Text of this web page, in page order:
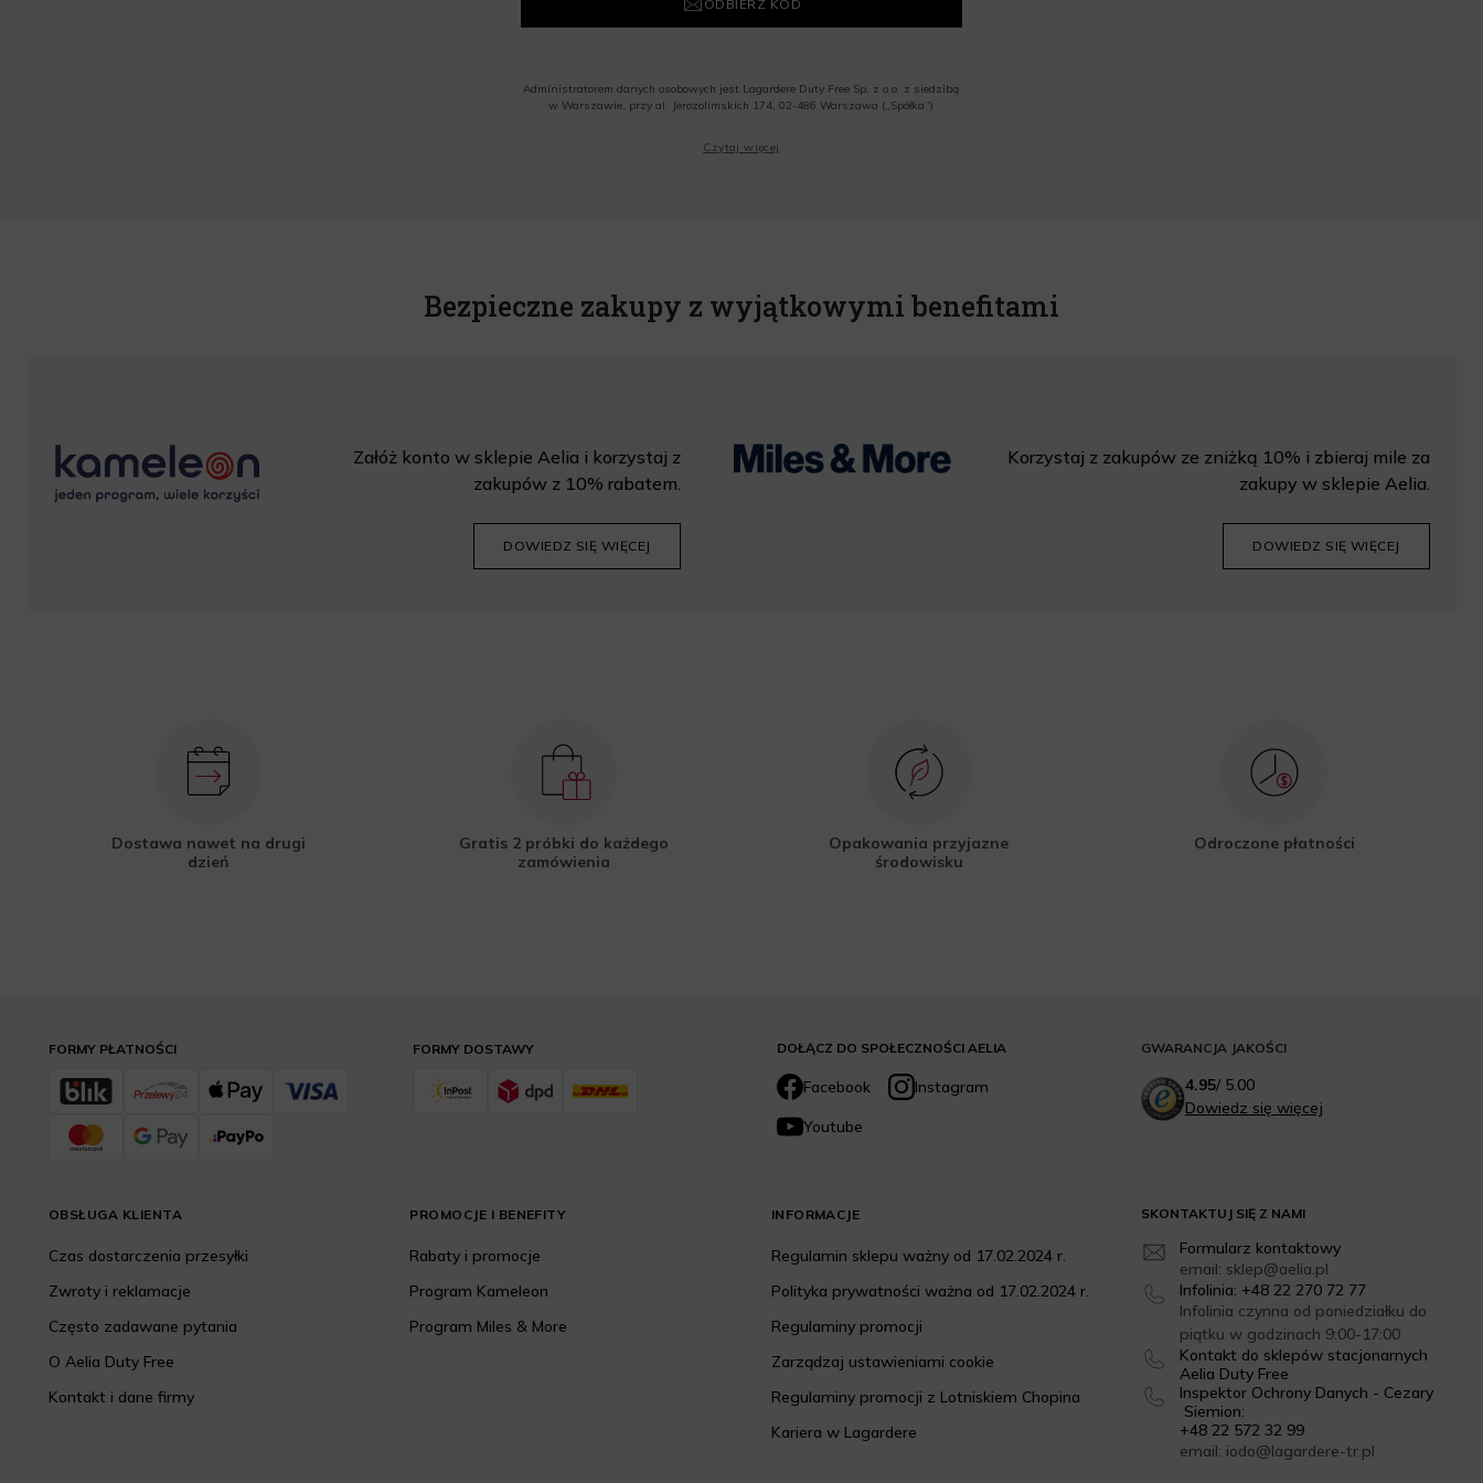
ODBIERZ KOD
Administratorem danych osobowych jest Lagardere Duty Free Sp. z o.o. z siedzibą
w Warszawie, przy al. Jerozolimskich 174, 02-486 Warszawa („Spółka”)
o.o. informacji handlowych, w tym newslettera, informacji o promocjach i
Czytaj więcej
Bezpieczne zakupy z wyjątkowymi benefitami
Załóż konto w sklepie Aelia i korzystaj z
zakupów z 10% rabatem.
DOWIEDZ SIĘ WIĘCEJ
Korzystaj z zakupów ze zniżką 10% i zbieraj mile za
zakupy w sklepie Aelia.
DOWIEDZ SIĘ WIĘCEJ
Dostawa nawet na drugi
dzień
Gratis 2 próbki do każdego
zamówienia
Opakowania przyjazne
środowisku
Odroczone płatności
DOŁĄCZ DO SPOŁECZNOŚCI AELIA
Facebook
Instagram
Youtube
SKONTAKTUJ SIĘ Z NAMI
Formularz kontaktowy
email: sklep@aelia.pl
Infolinia: +48 22 270 72 77
Infolinia czynna od poniedziałku do
piątku w godzinach 9:00-17:00
Kontakt do sklepów stacjonarnych
Aelia Duty Free
Inspektor Ochrony Danych - Cezary
Siemion:
+48 22 572 32 99
email: iodo@lagardere-tr.pl
FORMY DOSTAWY
FORMY PŁATNOŚCI
OBSŁUGA KLIENTA
Czas dostarczenia przesyłki
Zwroty i reklamacje
Często zadawane pytania
O Aelia Duty Free
Kontakt i dane firmy
PROMOCJE I BENEFITY
Rabaty i promocje
Program Kameleon
Program Miles & More
INFORMACJE
Regulamin sklepu ważny od 17.02.2024 r.
Polityka prywatności ważna od 17.02.2024 r.
Regulaminy promocji
Zarządzaj ustawieniami cookie
Regulaminy promocji z Lotniskiem Chopina
Kariera w Lagardere
GWARANCJA JAKOŚCI
4.95/5.00
Dowiedz się więcej